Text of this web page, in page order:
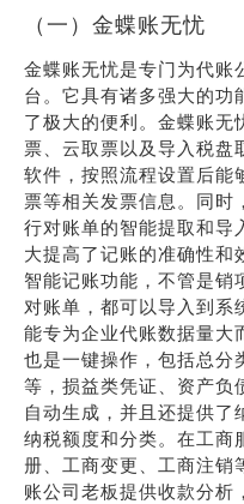
（一）金蝶账无忧
金蝶账无忧是专门为代账
台。它具有诸多强大的功
了极大的便利。金蝶账无
票、云取票以及导入税盘
软件，按照流程设置后能
票等相关发票信息。同时
行对账单的智能提取和导
大提高了记账的准确性和
智能记账功能，不管是销
对账单，都可以导入到系
能专为企业代账数据量大
也是一键操作，包括总分
等，损益类凭证、资产负
自动生成，并且还提供了
纳税额度和分类。在工商
册、工商变更、工商注销
账公司老板提供收款分析